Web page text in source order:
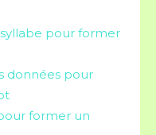
pour former
données pour
former un